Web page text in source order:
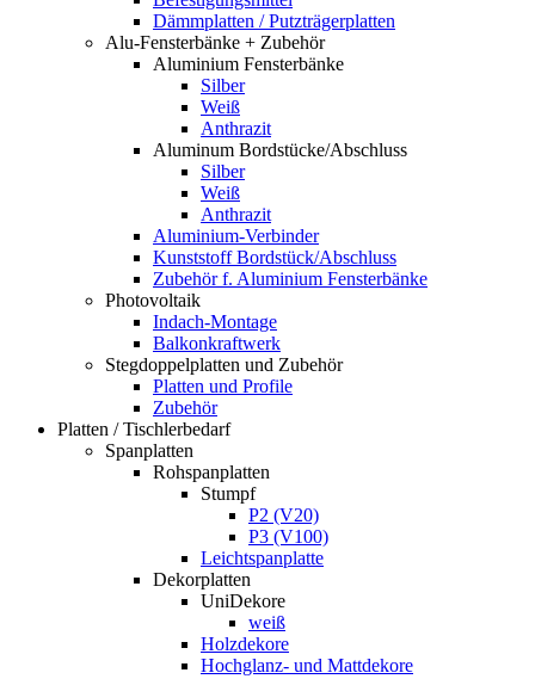
Dämmplatten / Putzträgerplatten
Alu-Fensterbänke + Zubehör
Aluminium Fensterbänke
Silber
Weiß
Anthrazit
Aluminum Bordstücke/Abschluss
Silber
Weiß
Anthrazit
Aluminium-Verbinder
Kunststoff Bordstück/Abschluss
Zubehör f. Aluminium Fensterbänke
Photovoltaik
Indach-Montage
Balkonkraftwerk
Stegdoppelplatten und Zubehör
Platten und Profile
Zubehör
Platten / Tischlerbedarf
Spanplatten
Rohspanplatten
Stumpf
P2 (V20)
P3 (V100)
Leichtspanplatte
Dekorplatten
UniDekore
weiß
Holzdekore
Hochglanz- und Mattdekore